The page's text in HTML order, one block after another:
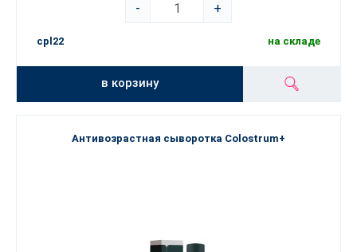
-
+
cpl22 на складе
в корзину
Антивозрастная сыворотка Colostrum+